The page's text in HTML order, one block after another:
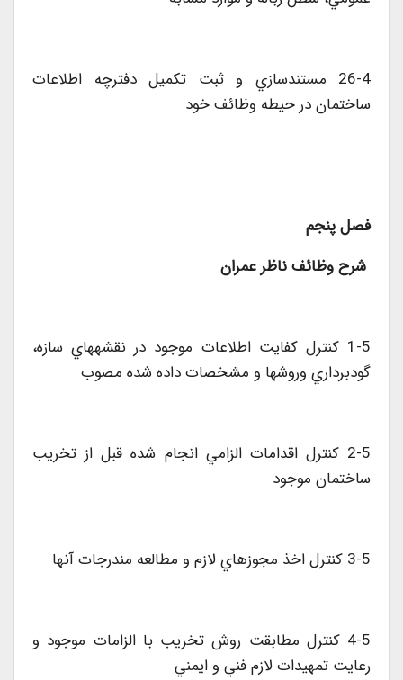
26-4 مستندسازي و ثبت تکميل دفترچه اطلاعات
ساختمان در حيطه وظائف خود
فصل پنجم
شرح وظائف ناظر عمران
1-5 کنترل کفايت اطلاعات موجود در نقشههاي سازه،
گودبرداري وروشها و مشخصات داده شده مصوب
2-5 کنترل اقدامات الزامي انجام شده قبل از تخريب
ساختمان موجود
3-5 کنترل اخذ مجوزهاي لازم و مطالعه مندرجات آنها
4-5 کنترل مطابقت روش تخريب با الزامات موجود و
رعايت تمهيدات لازم فني و ايمني